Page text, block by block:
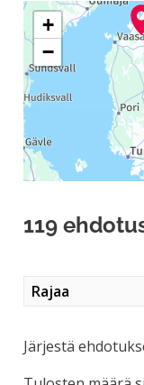
Seuraavassa
+
−
119
Rajaa
Järjestä